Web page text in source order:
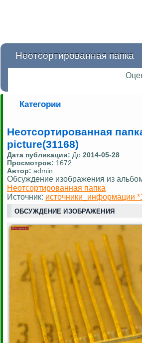
Неотсортированная папка
Категории
Неотсортированная
picture(31168)
Дата публикации: До 2014-05-28
Просмотров: 1672
Автор: admin
Обсуждение изображения из
Неотсортированная папка
Источник: источники_информации
ОБСУЖДЕНИЕ ИЗОБРАЖЕНИЯ